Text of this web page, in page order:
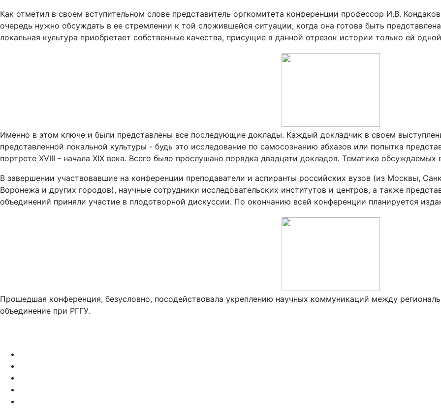
Как отметил в своем вступительном слове представитель оргкомитета конференции профессор И.В.
очередь нужно обсуждать в ее стремлении к той сложившейся ситуации, когда она готова быть
локальная культура приобретает собственные качества, присущие в данной отрезок истории только ей
Именно в этом ключе и были представлены все последующие доклады. Каждый докладчик в своем
представленной локальной культуры - будь это исследование по самосознанию абхазов или попытка
портрете XVIII - начала XIX века. Всего было прослушано порядка двадцати докладов. Тематика обсуждаемых
В завершении участвовавшие на конференции преподаватели и аспиранты российских вузов (из Москвы,
Воронежа и других городов), научные сотрудники исследовательских институтов и центров, а также
объединений приняли участие в плодотворной дискуссии. По окончанию всей конференции планируется
Прошедшая конференция, безусловно, посодействовала укреплению научных коммуникаций между
объединение при РГГУ.